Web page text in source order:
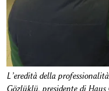
L’eredità della